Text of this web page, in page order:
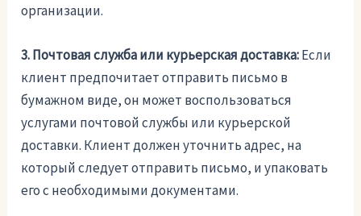
организации.
3. Почтовая служба или курьерская доставка:Если
клиент предпочитает отправить письмо в
бумажном виде, он может воспользоваться
услугами почтовой службы или курьерской
доставки. Клиент должен уточнить адрес, на
который следует отправить письмо, и упаковать
его с необходимыми документами.